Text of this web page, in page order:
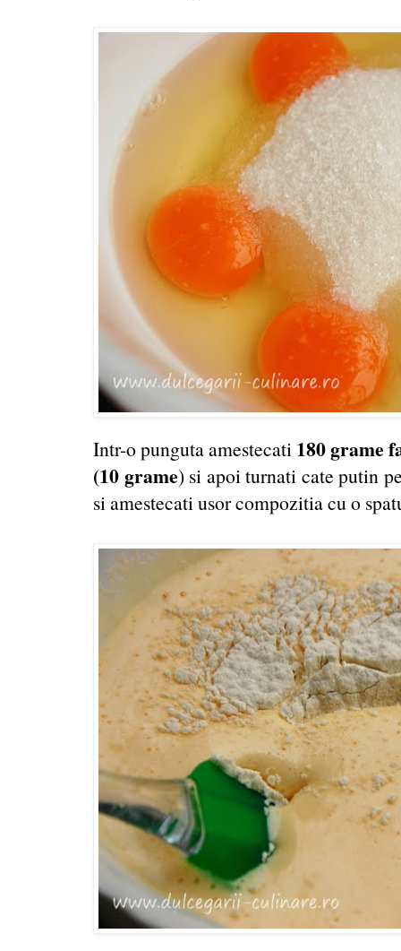
Intr-o punguta amestecati 180 grame
(10 grame) si apoi turnati cate putin
si amestecati usor compozitia cu o